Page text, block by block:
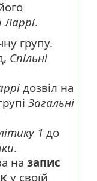
Ларрі.
групу.
Спільні
дозвіл на
Загальні
1 до
.
на запис
у своїй